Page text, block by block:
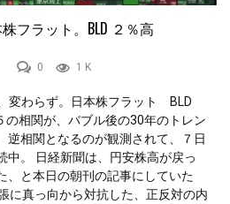
フラット。BLD ２％高
0 1 K
変わらず。日本株フラット BLD
の相関が、バブル後の30年のトレン
逆相関となるのが観測されて、７日
中。 日経新聞は、円安株高が戻っ
、と本日の朝刊の記事にしていた
に真っ向から対抗した、正反対の内